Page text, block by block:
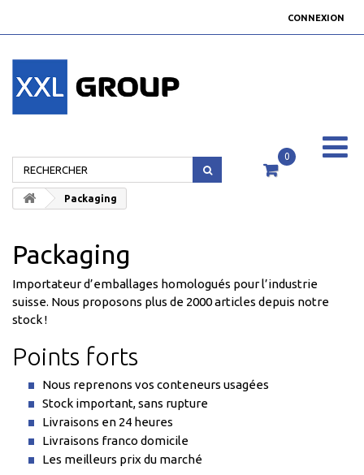
CONNEXION
0
Packaging
Packaging
Importateur d’emballages homologués pour l’industrie
suisse. Nous proposons plus de 2000 articles depuis notre
stock !
Points forts
Nous reprenons vos conteneurs usagées
Stock important, sans rupture
Livraisons en 24 heures
Livraisons franco domicile
Les meilleurs prix du marché